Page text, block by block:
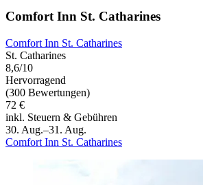
Comfort Inn St. Catharines
Comfort Inn St. Catharines
St. Catharines
8,6/10
Hervorragend
(300 Bewertungen)
72 €
inkl. Steuern & Gebühren
30. Aug.–31. Aug.
Comfort Inn St. Catharines